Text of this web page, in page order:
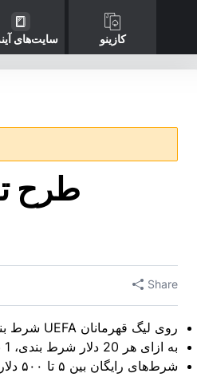
سایت‌های کازینو
طرح
Share
روی لیگ قهرمانان UEFA شرط بندی کنید و شرط های رایگان جام جهانی را برنده شوید
به ازای هر 20 دلار شرط بندی، 1 بلیط قرعه کشی دریافت کنید
شرط‌های رایگان بین ۵ تا ۵۰۰ دلار ارزش دارند